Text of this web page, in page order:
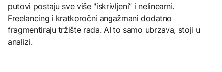
putovi postaju sve više "iskrivljeni” i nelinearni.
Freelancing i kratkoročni angažmani dodatno
fragmentiraju tržište rada. AI to samo ubrzava, stoji u
analizi.